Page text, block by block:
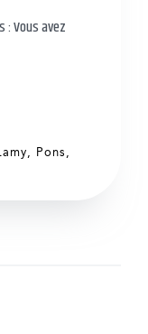
Vous avez
Pons